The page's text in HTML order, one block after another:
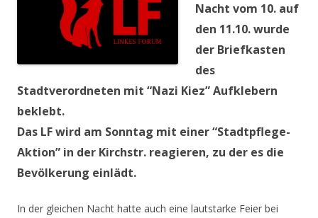
Nacht vom 10. auf
den 11.10. wurde
der Briefkasten
des
Stadtverordneten mit “Nazi Kiez” Aufklebern
beklebt.
Das LF wird am Sonntag mit einer “Stadtpflege-
Aktion” in der Kirchstr. reagieren, zu der es die
Bevölkerung einlädt.
In der gleichen Nacht hatte auch eine lautstarke Feier bei